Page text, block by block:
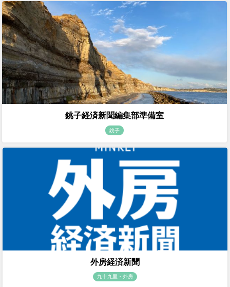
銚子経済新聞編集部準備室
銚子
外房経済新聞
九十九里・外房